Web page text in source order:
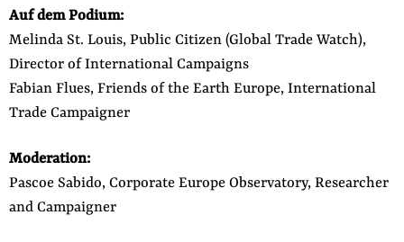
Auf dem Podium:
Melinda St. Louis, Public Citizen (Global Trade Watch),
Director of International Campaigns
Fabian Flues, Friends of the Earth Europe, International
Trade Campaigner
Moderation:
Pascoe Sabido, Corporate Europe Observatory, Researcher
and Campaigner